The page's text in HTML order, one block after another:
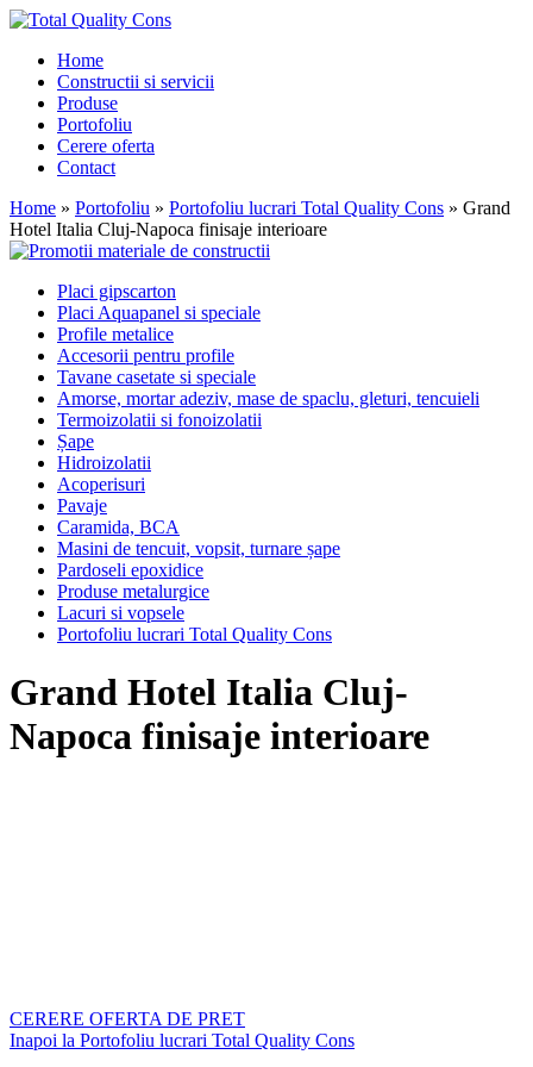
Home
Constructii si servicii
Produse
Portofoliu
Cerere oferta
Contact
Home » Portofoliu » Portofoliu lucrari Total Quality Cons » Grand
Hotel Italia Cluj-Napoca finisaje interioare
Placi gipscarton
Placi Aquapanel si speciale
Profile metalice
Accesorii pentru profile
Tavane casetate si speciale
Amorse, mortar adeziv, mase de spaclu, gleturi, tencuieli
Termoizolatii si fonoizolatii
Șape
Hidroizolatii
Acoperisuri
Pavaje
Caramida, BCA
Masini de tencuit, vopsit, turnare șape
Pardoseli epoxidice
Produse metalurgice
Lacuri si vopsele
Portofoliu lucrari Total Quality Cons
Grand Hotel Italia Cluj-
Napoca finisaje interioare
CERERE OFERTA DE PRET
Inapoi la Portofoliu lucrari Total Quality Cons